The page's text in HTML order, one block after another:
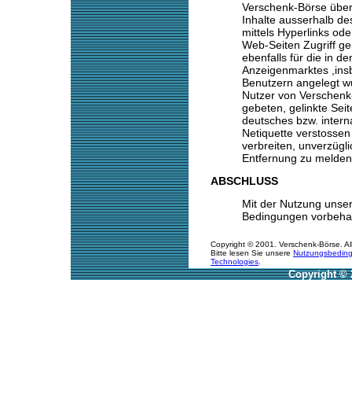
Verschenk-Börse
Inhalte ausserhalb
mittels Hyperlinks
Web-Seiten Zugriff
ebenfalls für die in
Anzeigenmarktes
Benutzern angelegt
Nutzer von
gebeten, gelinkte
deutsches bzw.
Netiquette
verbreiten,
Entfernung zu
ABSCHLUSS
Mit der Nutzung
Bedingungen
Copyright © 2001. Verschenk-Börse.
Bitte lesen Sie unsere
Technologies
Copyright ©